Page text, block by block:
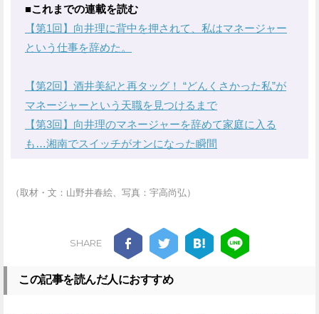
■これまでの連載を読む
【第1回】向井理に背中を押されて、私はマネージャー
という仕事を辞めた。
【第2回】酒井美紀と再タッグ！ “どんくさかった私”が
マネージャーという天職を見つけるまで
【第3回】向井理のマネージャーを辞めて家庭に入る
も…湘南でスイッチがオンになった瞬間
（取材・文：山野井春絵、写真：宇高尚弘）
SHARE
この記事を読んだ人におすすめ